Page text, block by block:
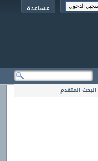
مساعدة
البحث المتقدم